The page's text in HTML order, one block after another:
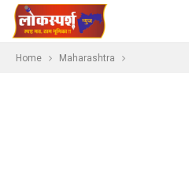
Home Maharashtra